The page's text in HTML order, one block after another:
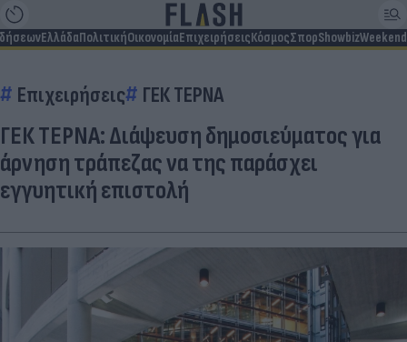
ΕλλάδαΠολιτικήΟικονομίαΕπιχειρήσειςΚόσμοςΣπορShowbizWeekend
Επιχειρήσεις ΓΕΚ ΤΕΡΝΑ
ΓΕΚ ΤΕΡΝΑ: Διάψευση δημοσιεύματος για
άρνηση τράπεζας να της παράσχει
εγγυητική επιστολή